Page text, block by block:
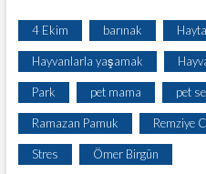
4 Ekim barınak
Hayvanlarla yaşamak
Park pet mama pet
Ramazan Pamuk Remziye
Stres Ömer Birgün